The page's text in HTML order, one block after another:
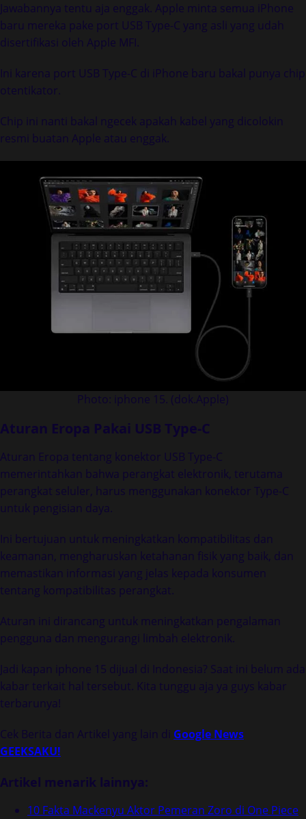
Jawabannya tentu aja enggak. Apple minta semua iPhone
baru mereka pake port USB Type-C yang asli yang udah
disertifikasi oleh Apple MFI.
Ini karena port USB Type-C di iPhone baru bakal punya chip
otentikator.
Chip ini nanti bakal ngecek apakah kabel yang dicolokin
resmi buatan Apple atau enggak.
Photo: iphone 15. (dok.Apple)
Aturan Eropa Pakai USB Type-C
Aturan Eropa tentang konektor USB Type-C
memerintahkan bahwa perangkat elektronik, terutama
perangkat seluler, harus menggunakan konektor Type-C
untuk pengisian daya.
Ini bertujuan untuk meningkatkan kompatibilitas dan
keamanan, mengharuskan ketahanan fisik yang baik, dan
memastikan informasi yang jelas kepada konsumen
tentang kompatibilitas perangkat.
Aturan ini dirancang untuk meningkatkan pengalaman
pengguna dan mengurangi limbah elektronik.
Jadi kapan iphone 15 dijual di Indonesia? Saat ini belum ada
kabar terkait hal tersebut. Kita tunggu aja ya guys kabar
terbarunya!
Cek Berita dan Artikel yang lain di Google News
GEEKSAKU!
Artikel menarik lainnya:
10 Fakta Mackenyu Aktor Pemeran Zoro di One Piece